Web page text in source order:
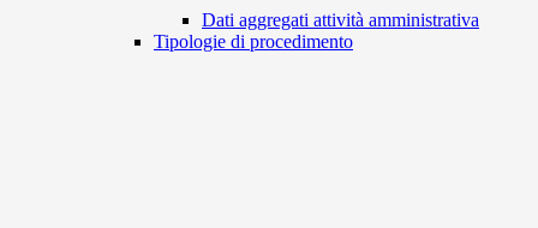
Dati aggregati attività amministrativa
Tipologie di procedimento